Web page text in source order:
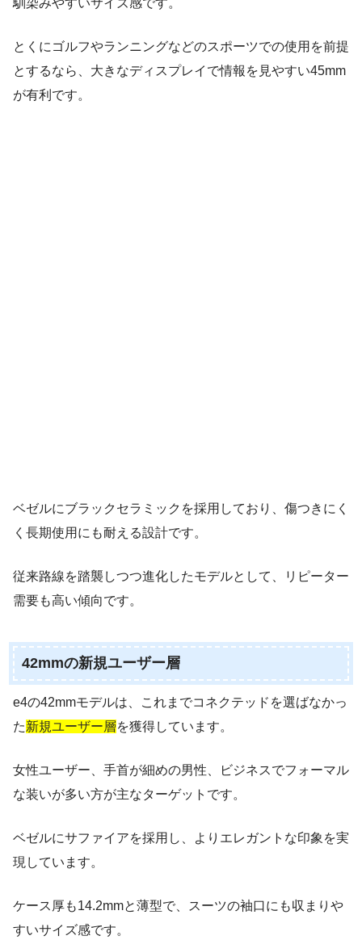
馴染みやすいサイズ感です。
とくにゴルフやランニングなどのスポーツでの使用を前提
とするなら、大きなディスプレイで情報を見やすい45mm
が有利です。
ベゼルにブラックセラミックを採用しており、傷つきにく
く長期使用にも耐える設計です。
従来路線を踏襲しつつ進化したモデルとして、リピーター
需要も高い傾向です。
42mmの新規ユーザー層
e4の42mmモデルは、これまでコネクテッドを選ばなかっ
た新規ユーザー層を獲得しています。
女性ユーザー、手首が細めの男性、ビジネスでフォーマル
な装いが多い方が主なターゲットです。
ベゼルにサファイアを採用し、よりエレガントな印象を実
現しています。
ケース厚も14.2mmと薄型で、スーツの袖口にも収まりや
すいサイズ感です。